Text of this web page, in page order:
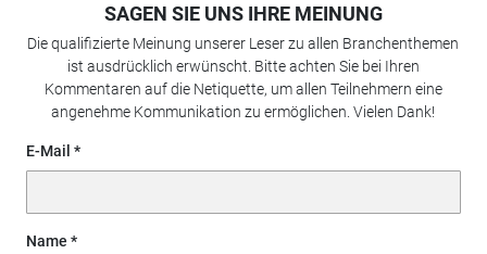
SAGEN SIE UNS IHRE MEINUNG
Die qualifizierte Meinung unserer Leser zu allen Branchenthemen
ist ausdrücklich erwünscht. Bitte achten Sie bei Ihren
Kommentaren auf die Netiquette, um allen Teilnehmern eine
angenehme Kommunikation zu ermöglichen. Vielen Dank!
E-Mail
Name